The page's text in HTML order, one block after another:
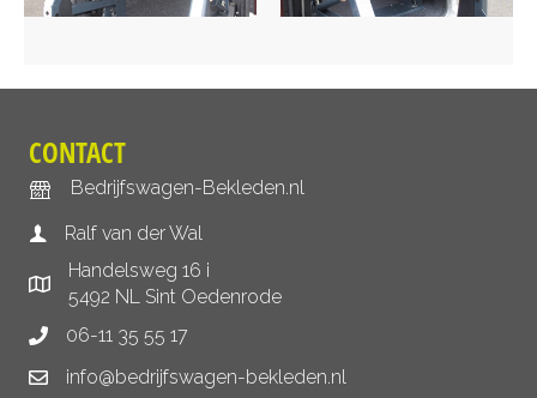
CONTACT
Bedrijfswagen-Bekleden.nl
Ralf van der Wal
Handelsweg 16 i
5492 NL Sint Oedenrode
06-11 35 55 17
info@bedrijfswagen-bekleden.nl